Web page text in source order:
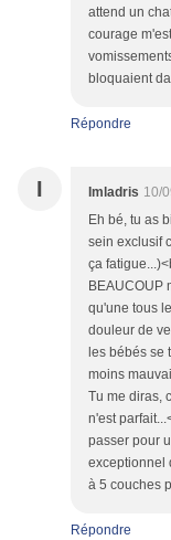
attend un
courage
bloquaient
Répondre
I Imladris 10/
Eh bé, tu as
sein exclusif
ça
BEAUCOUP
qu'une tous
douleur de
les bébés se
moins
Tu me diras,
n'est
passer pour
exceptionnel
à 5 couches
Répondre